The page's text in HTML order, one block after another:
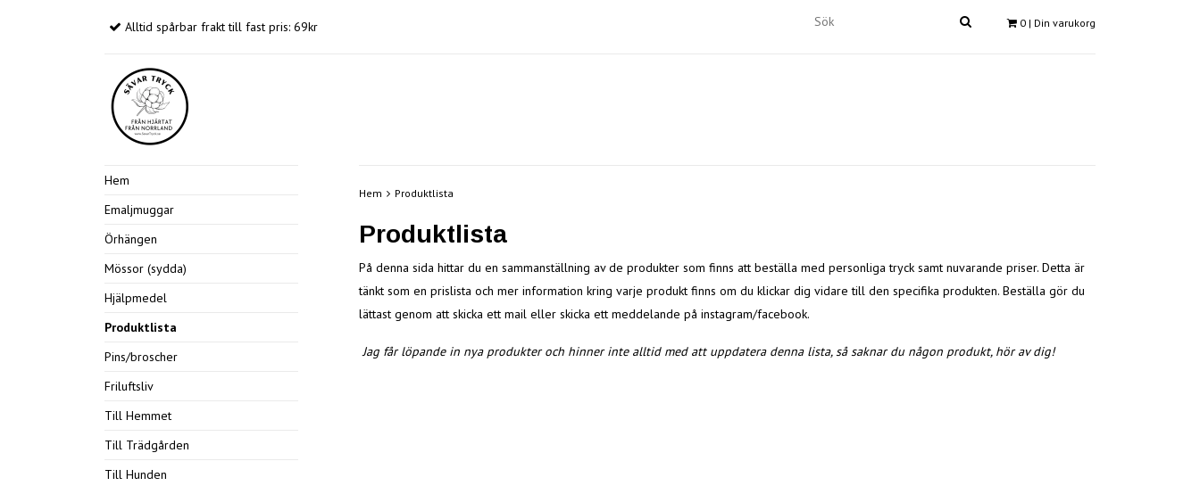
Alltid spårbar frakt till fast pris: 69kr 0 | Din varukorg
Hem
Emaljmuggar
Örhängen
Mössor (sydda)
Hjälpmedel
Produktlista
Pins/broscher
Friluftsliv
Till Hemmet
Till Trädgården
Till Hunden
Hem Produktlista
Produktlista
På denna sida hittar du en sammanställning av de produkter som finns att beställa med personliga tryck samt nuvarande priser. Detta är
tänkt som en prislista och mer information kring varje produkt finns om du klickar dig vidare till den specifika produkten. Beställa gör du
lättast genom att skicka ett mail eller skicka ett meddelande på instagram/facebook.
Jag får löpande in nya produkter och hinner inte alltid med att uppdatera denna lista, så saknar du någon produkt, hör av dig!